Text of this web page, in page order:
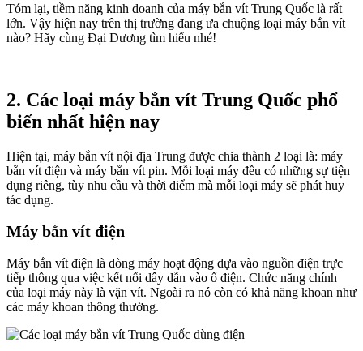
Tóm lại, tiềm năng kinh doanh của máy bắn vít Trung Quốc là rất
lớn. Vậy hiện nay trên thị trường đang ưa chuộng loại máy bắn vít
nào? Hãy cùng Đại Dương tìm hiểu nhé!
2. Các loại máy bắn vít Trung Quốc phổ
biến nhất hiện nay
Hiện tại, máy bắn vít nội địa Trung được chia thành 2 loại là: máy
bắn vít điện và máy bắn vít pin. Mỗi loại máy đều có những sự tiện
dụng riêng, tùy nhu cầu và thời điểm mà mỗi loại máy sẽ phát huy
tác dụng.
Máy bắn vít điện
Máy bắn vít điện là dòng máy hoạt động dựa vào nguồn điện trực
tiếp thông qua việc kết nối dây dẫn vào ổ điện. Chức năng chính
của loại máy này là vặn vít. Ngoài ra nó còn có khả năng khoan như
các máy khoan thông thường.